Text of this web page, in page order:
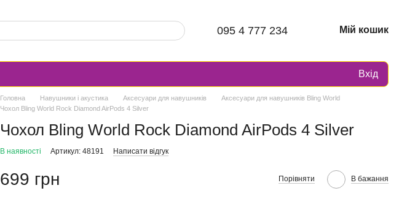
095 4 777 234 Мій кошик
Вхід
Головна Навушники і акустика Аксесуари для навушників
Аксесуари для навушників Bling World
Чохол Bling World Rock Diamond AirPods 4 Silver
Чохол Bling World Rock Diamond AirPods 4 Silver
В наявності Артикул: 48191 Написати відгук
699 грн Порівняти В бажання